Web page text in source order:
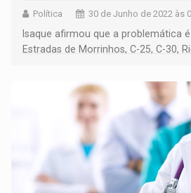
Política 30 de Junho de 2022 às
Isaque afirmou que a problemática
Estradas de Morrinhos, C-25, C-30,